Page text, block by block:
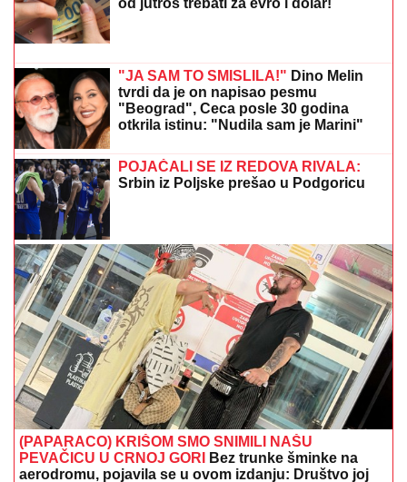
GINISOVAKNjIGA REKORDA: Najveći vatromet u
istoriji izveden 4. jula u Vašingtonu
ENES BEGOVIĆ IZGUBIO SINA, A
ONDA JE KRENUO PAKAOPevač
otkrio sa čime se suočio nakon
velikog gubitka: Priznao zašto se
zapravo povukao iz javnosti
MIRKA VASILJEVIĆ SVA U
CIRKONIMA, BOSILJČIĆ RAZVEZAO
KRAVATUPoznati prošetali crvenim
tepihom, pa usledio vatromet: Gala
Videnović nakon mnogo vremena u
javnosti (Video)